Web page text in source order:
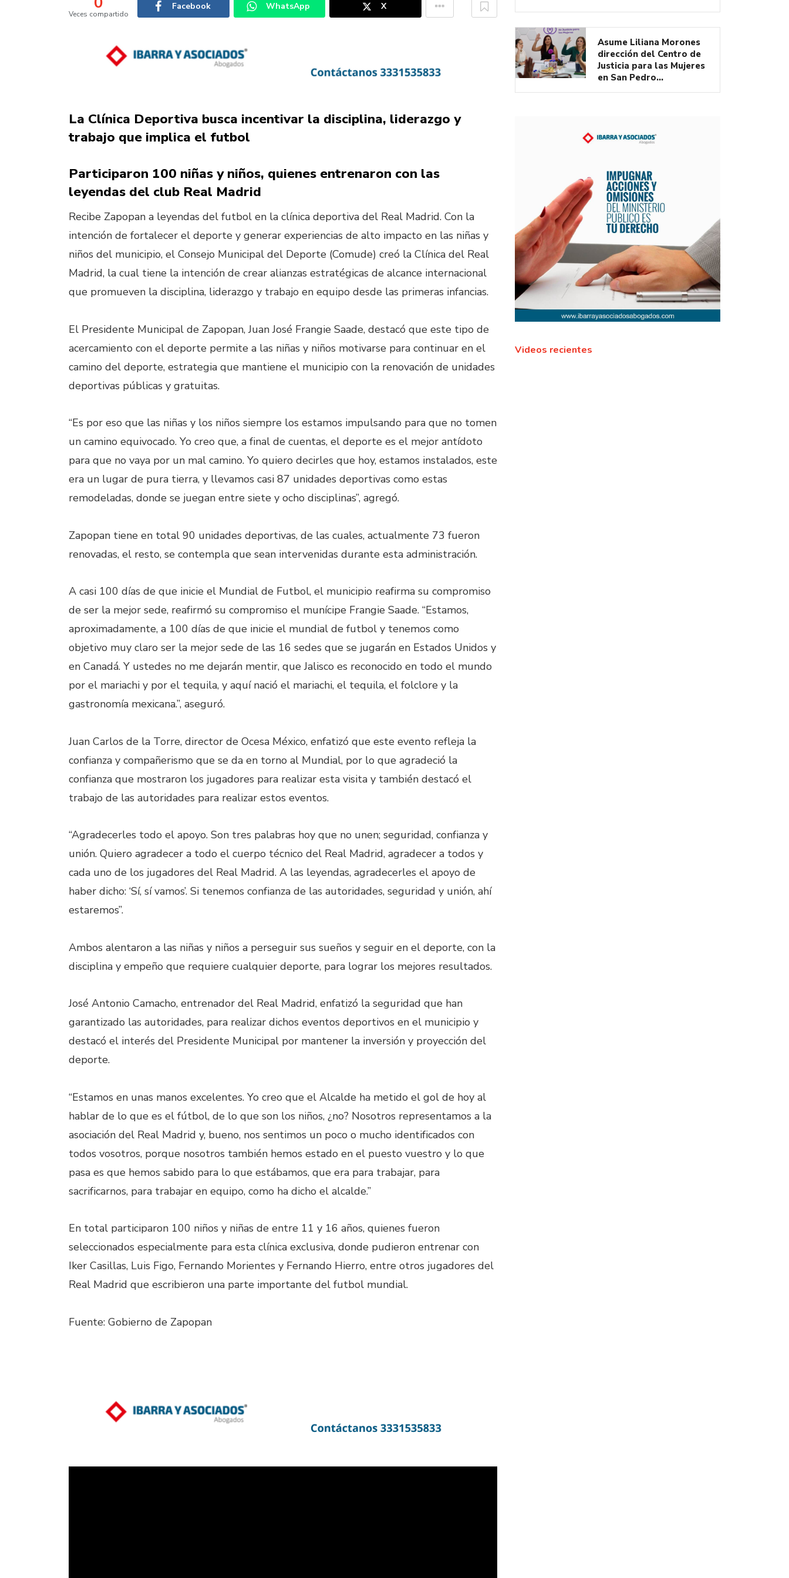
Veces compartido
Facebook WhatsApp X
La Clínica Deportiva busca incentivar la disciplina, liderazgo y
trabajo que implica el futbol
Participaron 100 niñas y niños, quienes entrenaron con las
leyendas del club Real Madrid
Recibe Zapopan a leyendas del futbol en la clínica deportiva del Real Madrid. Con la
intención de fortalecer el deporte y generar experiencias de alto impacto en las niñas y
niños del municipio, el Consejo Municipal del Deporte (Comude) creó la Clínica del Real
Madrid, la cual tiene la intención de crear alianzas estratégicas de alcance internacional
que promueven la disciplina, liderazgo y trabajo en equipo desde las primeras infancias.
El Presidente Municipal de Zapopan, Juan José Frangie Saade, destacó que este tipo de
acercamiento con el deporte permite a las niñas y niños motivarse para continuar en el
camino del deporte, estrategia que mantiene el municipio con la renovación de unidades
deportivas públicas y gratuitas.
“Es por eso que las niñas y los niños siempre los estamos impulsando para que no tomen
un camino equivocado. Yo creo que, a final de cuentas, el deporte es el mejor antídoto
para que no vaya por un mal camino. Yo quiero decirles que hoy, estamos instalados, este
era un lugar de pura tierra, y llevamos casi 87 unidades deportivas como estas
remodeladas, donde se juegan entre siete y ocho disciplinas”, agregó.
Zapopan tiene en total 90 unidades deportivas, de las cuales, actualmente 73 fueron
renovadas, el resto, se contempla que sean intervenidas durante esta administración.
A casi 100 días de que inicie el Mundial de Futbol, el municipio reafirma su compromiso
de ser la mejor sede, reafirmó su compromiso el munícipe Frangie Saade. “Estamos,
aproximadamente, a 100 días de que inicie el mundial de futbol y tenemos como
objetivo muy claro ser la mejor sede de las 16 sedes que se jugarán en Estados Unidos y
en Canadá. Y ustedes no me dejarán mentir, que Jalisco es reconocido en todo el mundo
por el mariachi y por el tequila, y aquí nació el mariachi, el tequila, el folclore y la
gastronomía mexicana.”, aseguró.
Juan Carlos de la Torre, director de Ocesa México, enfatizó que este evento refleja la
confianza y compañerismo que se da en torno al Mundial, por lo que agradeció la
confianza que mostraron los jugadores para realizar esta visita y también destacó el
trabajo de las autoridades para realizar estos eventos.
“Agradecerles todo el apoyo. Son tres palabras hoy que no unen; seguridad, confianza y
unión. Quiero agradecer a todo el cuerpo técnico del Real Madrid, agradecer a todos y
cada uno de los jugadores del Real Madrid. A las leyendas, agradecerles el apoyo de
haber dicho: ‘Sí, sí vamos’. Si tenemos confianza de las autoridades, seguridad y unión, ahí
estaremos”.
Ambos alentaron a las niñas y niños a perseguir sus sueños y seguir en el deporte, con la
disciplina y empeño que requiere cualquier deporte, para lograr los mejores resultados.
José Antonio Camacho, entrenador del Real Madrid, enfatizó la seguridad que han
garantizado las autoridades, para realizar dichos eventos deportivos en el municipio y
destacó el interés del Presidente Municipal por mantener la inversión y proyección del
deporte.
“Estamos en unas manos excelentes. Yo creo que el Alcalde ha metido el gol de hoy al
hablar de lo que es el fútbol, de lo que son los niños, ¿no? Nosotros representamos a la
asociación del Real Madrid y, bueno, nos sentimos un poco o mucho identificados con
todos vosotros, porque nosotros también hemos estado en el puesto vuestro y lo que
pasa es que hemos sabido para lo que estábamos, que era para trabajar, para
sacrificarnos, para trabajar en equipo, como ha dicho el alcalde.”
En total participaron 100 niños y niñas de entre 11 y 16 años, quienes fueron
seleccionados especialmente para esta clínica exclusiva, donde pudieron entrenar con
Iker Casillas, Luis Figo, Fernando Morientes y Fernando Hierro, entre otros jugadores del
Real Madrid que escribieron una parte importante del futbol mundial.
Fuente: Gobierno de Zapopan
Asume Liliana Morones
dirección del Centro de
Justicia para las Mujeres
en San Pedro…
Videos recientes